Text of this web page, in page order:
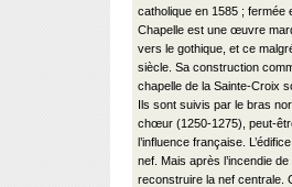
catholique en 1585 ; fermée
Chapelle est une œuvre
vers le gothique, et ce
siècle. Sa construction
chapelle de la Sainte-Croix
Ils sont suivis par le bras
chœur (1250-1275), peut-
l’influence française.
nef. Mais après l’incendie
reconstruire la nef centrale.